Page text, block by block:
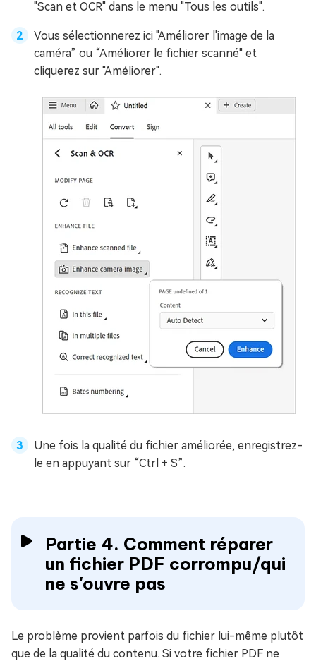
"Scan et OCR" dans le menu "Tous les outils".
Vous sélectionnerez ici "Améliorer l'image de la
caméra” ou “Améliorer le fichier scanné" et
cliquerez sur "Améliorer".
Une fois la qualité du fichier améliorée, enregistrez-
le en appuyant sur “Ctrl + S”.
Partie 4. Comment réparer
un fichier PDF corrompu/qui
ne s'ouvre pas
Le problème provient parfois du fichier lui-même plutôt
que de la qualité du contenu. Si votre fichier PDF ne